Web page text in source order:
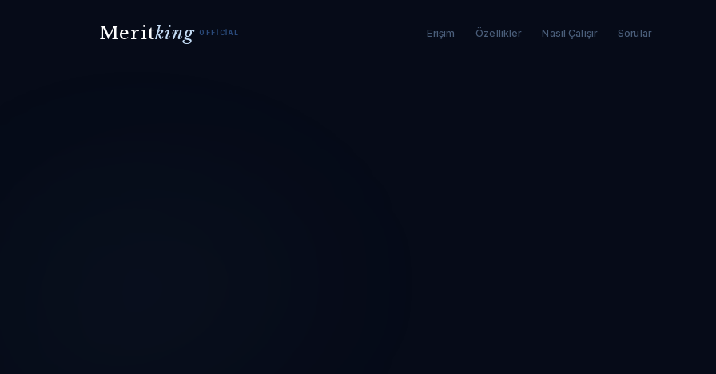
Meritking OFFICIAL Erişim Özellikler Nasıl Çalışır Sorular